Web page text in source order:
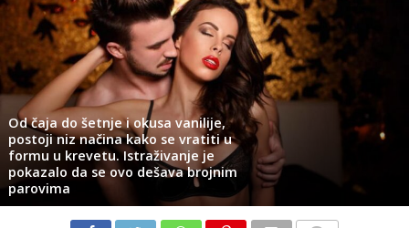
Od čaja do šetnje i okusa vanilije,
postoji niz načina kako se vratiti u
formu u krevetu. Istraživanje je
pokazalo da se ovo dešava brojnim
parovima